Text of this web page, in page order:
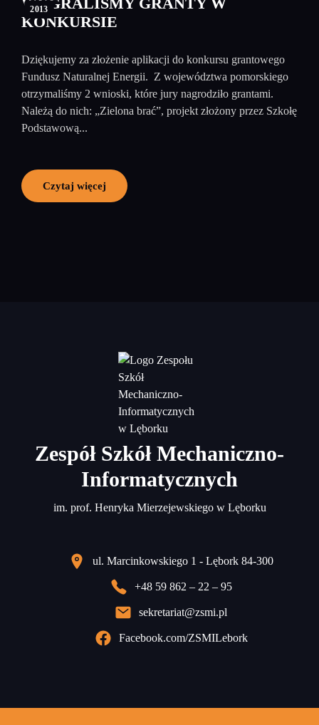
2013
KONKURSIE
Dziękujemy za złożenie aplikacji do konkursu grantowego
Fundusz Naturalnej Energii. Z województwa pomorskiego
otrzymaliśmy 2 wnioski, które jury nagrodziło grantami.
Należą do nich: „Zielona brać”, projekt złożony przez Szkołę
Podstawową...
Czytaj więcej
Zespół Szkół Mechaniczno-
Informatycznych
im. prof. Henryka Mierzejewskiego w Lęborku
ul. Marcinkowskiego 1 - Lębork 84-300
+48 59 862 – 22 – 95
sekretariat@zsmi.pl
Facebook.com/ZSMILebork